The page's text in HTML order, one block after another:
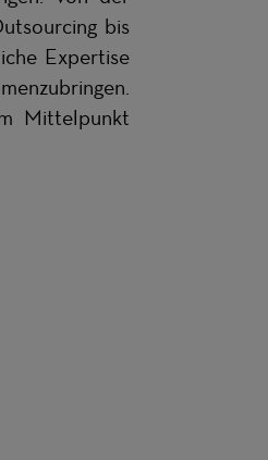
bis
Expertise
Mittelpunkt